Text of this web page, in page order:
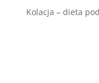
Kolacja – dieta